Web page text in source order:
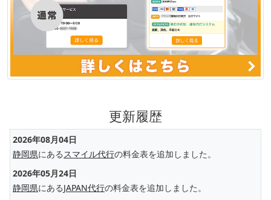
更新履歴
2026年08月04日
静岡県にあるスマイル代行の料金表を追加しました。
2026年05月24日
静岡県にあるJAPAN代行の料金表を追加しました。